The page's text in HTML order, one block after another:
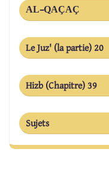
AL-QAÇAÇ
Le Juz' (la partie) 20
Hizb (Chapitre) 39
Sujets